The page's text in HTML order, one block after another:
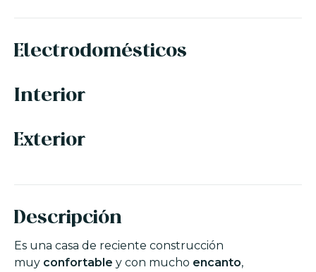
Electrodomésticos
Interior
Exterior
Descripción
Es una casa de reciente construcción
muy confortable y con mucho encanto,